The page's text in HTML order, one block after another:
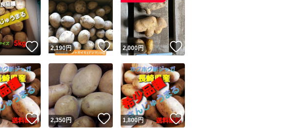
安心発送 このユーザーは設定した発送日数内に発送しています
いいね！
2,190円 いいね！
2,000円 いいね！
いいね！
2,350円 いいね！
1,800円 いいね！